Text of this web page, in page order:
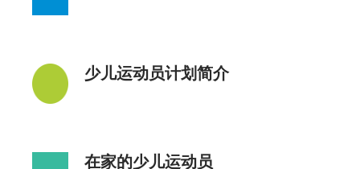
少儿运动员计划简介
在家的少儿运动员